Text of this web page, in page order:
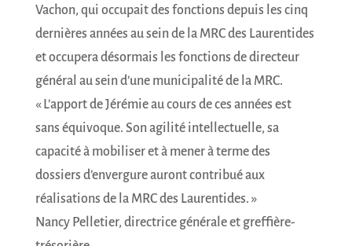
Vachon, qui occupait des fonctions depuis les cinq
dernières années au sein de la MRC des Laurentides
et occupera désormais les fonctions de directeur
général au sein d’une municipalité de la MRC.
« L’apport de Jérémie au cours de ces années est
sans équivoque. Son agilité intellectuelle, sa
capacité à mobiliser et à mener à terme des
dossiers d’envergure auront contribué aux
réalisations de la MRC des Laurentides. »
Nancy Pelletier, directrice générale et greffière-